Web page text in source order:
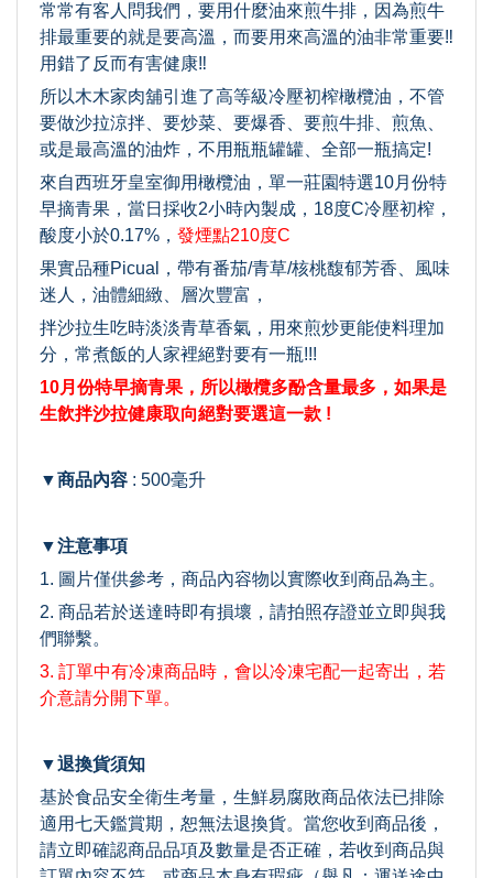
常常有客人問我們，要用什麼油來煎牛排，因為煎牛
排最重要的就是要高溫，而要用來高溫的油非常重要‼️
用錯了反而有害健康‼️
所以木木家肉舖引進了高等級冷壓初榨橄欖油，不管
要做沙拉涼拌、要炒菜、要爆香、要煎牛排、煎魚、
或是最高溫的油炸，不用瓶瓶罐罐、全部一瓶搞定!
來自西班牙皇室御用橄欖油，單一莊園特選10月份特
早摘青果，當日採收2小時內製成，18度C冷壓初榨，
酸度小於0.17%， 發煙點210度C
果實品種Picual，帶有番茄/青草/核桃馥郁芳香、風味
迷人，油體細緻、層次豐富，
拌沙拉生吃時淡淡青草香氣，用來煎炒更能使料理加
分，常煮飯的人家裡絕對要有一瓶!!!
10月份特早摘青果，所以橄欖多酚含量最多，如果是
生飲拌沙拉健康取向絕對要選這一款 !
▼商品內容 : 500毫升
▼注意事項
1. 圖片僅供參考，商品內容物以實際收到商品為主。
2. 商品若於送達時即有損壞，請拍照存證並立即與我
們聯繫。
3. 訂單中有冷凍商品時，會以冷凍宅配一起寄出，若
介意請分開下單。
▼退換貨須知
基於食品安全衛生考量，生鮮易腐敗商品依法已排除
適用七天鑑賞期，恕無法退換貨。當您收到商品後，
請立即確認商品品項及數量是否正確，若收到商品與